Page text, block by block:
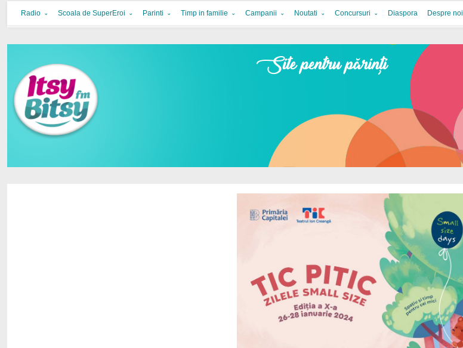
Itsy Bitsy
bucurie in familie
Radio Scoala de SuperEroi Parinti Timp in familie Campanii Noutati Concursuri Diaspora Despre noi